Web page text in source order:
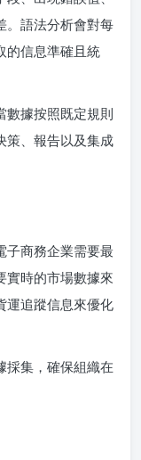
。語法分析會對每
的信息準確且統
數據按照既定規則
策、報告以及集成
子商務企業需要最
實時的市場數據來
運追蹤信息來優化
採集，確保組織在